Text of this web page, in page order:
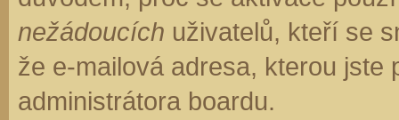
nežádoucích uživatelů, kteří se
že e-mailová adresa, kterou jste
administrátora boardu.